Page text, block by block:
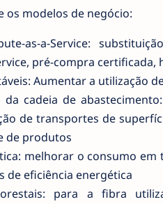
modelos de negócio:
as-a-Service:
pré-compra certificada,
Aumentar a utilização
da cadeia de
de transportes de
de produtos
melhorar o consumo
de eficiência energética
para a fibra